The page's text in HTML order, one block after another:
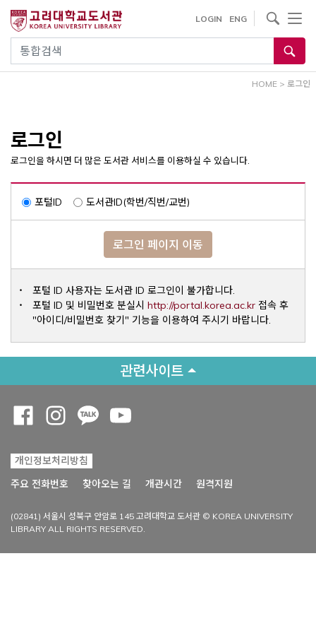
건
통합검색
LOGIN ENG
사이트내 검색
HOME > 로그인
로그인
로그인을 하시면 더 많은 도서관 서비스를 이용하실 수 있습니다.
포털ID 도서관ID(학번/직번/교번)
로그인 페이지 이동
포털 ID 사용자는 도서관 ID 로그인이 불가합니다.
포털 ID 및 비밀번호 분실시 http://portal.korea.ac.krOpens a
접속 후
"아이디/비밀번호 찾기" 기능을 이용하여 주시기 바랍니다.
관련사이트
개인정보처리방침
주요 전화번호
찾아오는 길 개관시간 원격지원
(02841) 서울시 성북구 안암로 145 고려대학교 도서관 © KOREA UNIVERSITY
LIBRARY ALL RIGHTS RESERVED.
Opens a new window
Opens a new window
Opens a new window